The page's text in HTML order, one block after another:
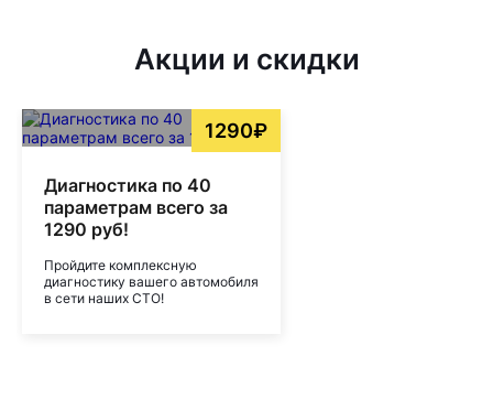
Акции и скидки
1290₽
Диагностика по 40
параметрам всего за
1290 руб!
Пройдите комплексную
диагностику вашего автомобиля
в сети наших СТО!